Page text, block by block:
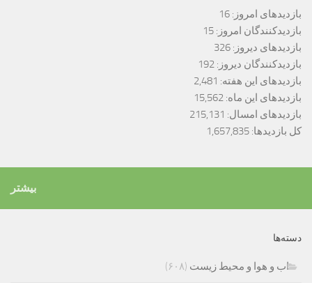
بازدیدهای امروز: 16
بازدیدکنندگان امروز: 15
بازدیدهای دیروز: 326
بازدیدکنندگان دیروز: 192
بازدیدهای این هفته: 2,481
بازدیدهای این ماه: 15,562
بازدیدهای امسال: 215,131
کل بازدیدها: 1,657,835
بیشتر
دسته‌ها
اب و هوا و محیط زیست (۶۰۸)